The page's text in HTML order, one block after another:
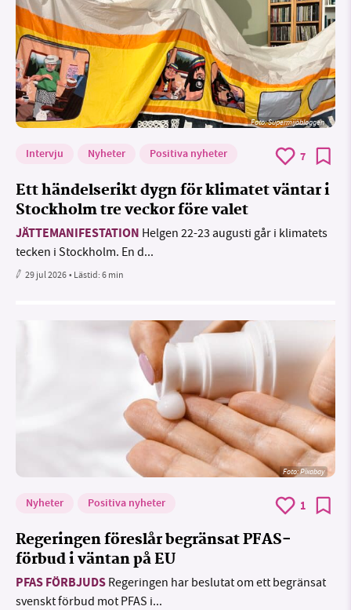
Foto: Supermijöbloggen
Intervju Nyheter Positiva nyheter 7
Ett händelserikt dygn för klimatet väntar i
Stockholm tre veckor före valet
JÄTTEMANIFESTATION Helgen 22-23 augusti går i klimatets
tecken i Stockholm. En d...
29 jul 2026• Lästid:6 min
Foto:Pixabay
Nyheter Positiva nyheter 1
Regeringen föreslår begränsat PFAS-
förbud i väntan på EU
PFAS FÖRBJUDS Regeringen har beslutat om ett begränsat
svenskt förbud mot PFAS i...